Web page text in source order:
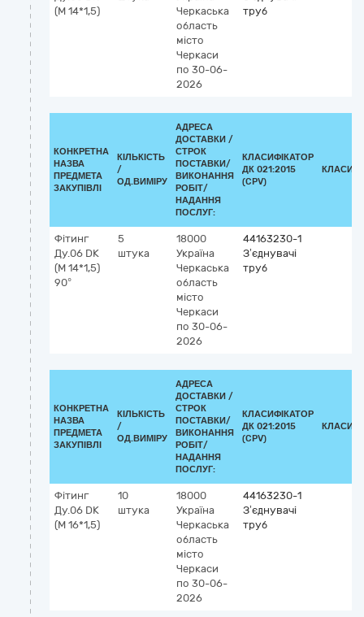
(М 14*1,5)
Черкаська
область
місто
Черкаси
по 30-06-
2026
труб
КОНКРЕТНА
НАЗВА
ПРЕДМЕТА
ЗАКУПІВЛІ
КІЛЬКІСТЬ
/
ОД.ВИМІРУ
АДРЕСА
ДОСТАВКИ /
СТРОК
ПОСТАВКИ/
ВИКОНАННЯ
РОБІТ/
НАДАННЯ
ПОСЛУГ:
КЛАСИФІКАТОР
ДК 021:2015
(CPV)
Фітинг
Ду.06 DK
(М 14*1,5)
90°
5
штука
18000
Україна
Черкаська
область
місто
Черкаси
по 30-06-
2026
44163230-1
З’єднувачі
труб
КОНКРЕТНА
НАЗВА
ПРЕДМЕТА
ЗАКУПІВЛІ
КІЛЬКІСТЬ
/
ОД.ВИМІРУ
АДРЕСА
ДОСТАВКИ /
СТРОК
ПОСТАВКИ/
ВИКОНАННЯ
РОБІТ/
НАДАННЯ
ПОСЛУГ:
КЛАСИФІКАТОР
ДК 021:2015
(CPV)
Фітинг
Ду.06 DK
(М 16*1,5)
10
штука
18000
Україна
Черкаська
область
місто
Черкаси
по 30-06-
2026
44163230-1
З’єднувачі
труб